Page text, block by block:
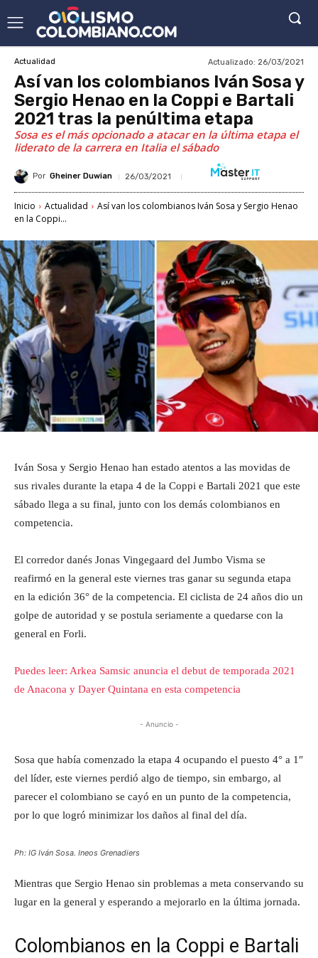
Actualidad Actualizado: 26/03/2021
Así van los colombianos Iván Sosa y
Sergio Henao en la Coppi e Bartali
2021 tras la penúltima etapa
Sosa es el más opcionado a atacar en la última etapa el
liderato de la carrera en Italia el sábado
Por Gheiner Duwian 26/03/2021
Inicio Actualidad
Así van los colombianos Iván Sosa y Sergio Henao
en la Coppi...
Iván Sosa y Sergio Henao han estado atentos a las movidas de
sus rivales durante la etapa 4 de la Coppi e Bartali 2021 que este
sábado llega a su final, junto con los demás colombianos en
competencia.
El corredor danés Jonas Vingegaard del Jumbo Visma se
reafirmó en la general este viernes tras ganar su segunda etapa
en la edición 36° de la competencia. El ciclista de 24 años dio un
golpe de autoridad y se postula seriamente a quedarse con la
general en Forli.
Puedes leer: Arkea Samsic anuncia el debut de temporada 2021
de Anacona y Dayer Quintana en esta competencia
- Anuncio -
Sosa que había comenzado la etapa 4 ocupando el puesto 4° a 1″
del líder, este viernes perdió algo de tiempo, sin embargo, al
parecer el colombiano se cayó en un punto de la competencia,
por lo que logró minimizar los daños al final del día.
Ph: IG Iván Sosa. Ineos Grenadiers
Mientras que Sergio Henao sin problemas a meta conservando su
lugar en la general y esperando a mejorarlo en la última jornada.
Colombianos en la Coppi e Bartali